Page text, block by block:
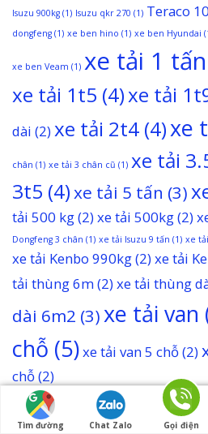
Isuzu 900kg (1) Isuzu qkr 270 (1) Teraco
dongfeng (1) xe ben hino (1) xe ben Hyundai
xe ben Veam (1) xe tải 1 tấn
xe tải 1t5 (4)xe tải
dài (2) xe tải 2t4 (4)xe
chân (1) xe tải 3 chân cũ (1) xe tải
3t5 (4)xe tải 5 tấn (3)
tải 500 kg(2) xe tải 500kg(2)
Dongfeng 3 chân (1) xe tải Isuzu 9 tấn (1) xe
xe tải Kenbo 990kg(2) xe tải
tải thùng 6m(2) xe tải thùng
dài 6m2 (3)xe tải van
chỗ (5)xe tải van 5 chỗ(2)
chỗ(2)
Tìm đường Chat Zalo Gọi điện